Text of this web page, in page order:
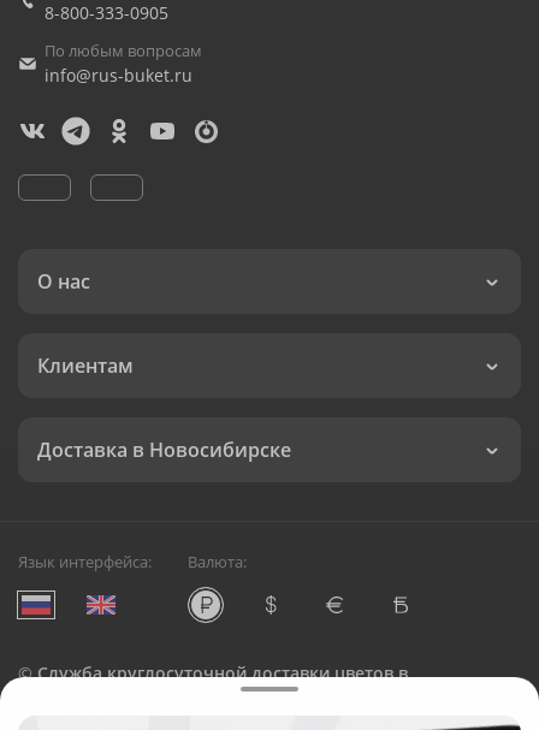
8-800-333-0905
По любым вопросам
info@rus-buket.ru
О нас
Клиентам
Доставка в Новосибирске
Язык интерфейса: Валюта:
©Служба круглосуточной доставки цветов в
Русский Букет, 2026